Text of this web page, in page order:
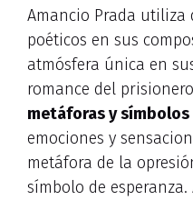
Amancio Prada utiliza
poéticos en sus
atmósfera única en
romance del
metáforas y símbolos
emociones y
metáfora de la
símbolo de esperanza.